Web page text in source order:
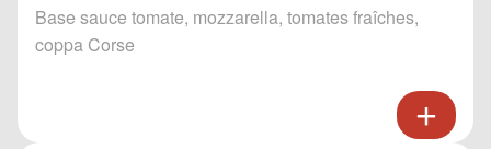
Base sauce tomate, mozzarella, tomates fraîches,
coppa Corse